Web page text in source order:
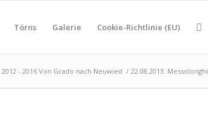
Törns Galerie Cookie-Richtlinie (EU)
2012 - 2016 Von Grado nach Neuwied / 22.08.2013: Messolonghi